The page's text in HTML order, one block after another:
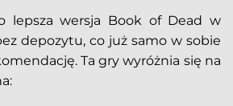
lepsza wersja Book of Dead w
depozytu, co już samo w sobie
Ta gry wyróżnia się na